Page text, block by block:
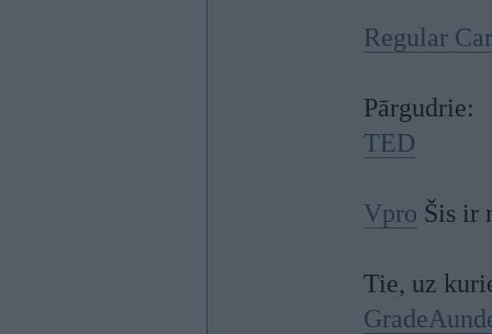
Regular
Pārgudrie:
TED
Vpro Šis ir
Tie, uz